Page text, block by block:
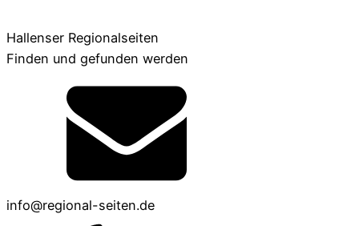
Hallenser Regionalseiten
Finden und gefunden werden
info@regional-seiten.de